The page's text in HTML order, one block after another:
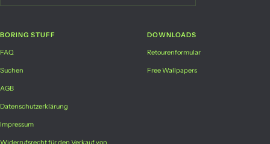
BORING STUFF
FAQ
Suchen
AGB
Datenschutzerklärung
Impressum
Widerrufsrecht für den Verkauf von
DOWNLOADS
Retourenformular
Free Wallpapers